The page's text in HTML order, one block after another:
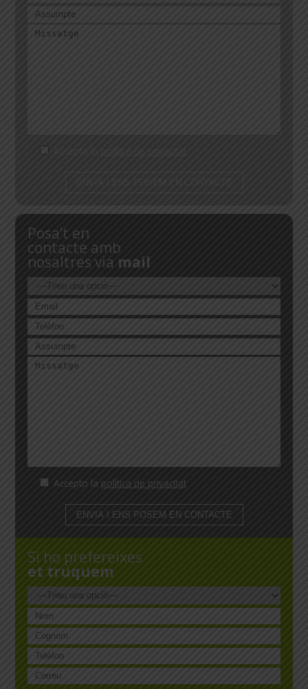
Posa’t en
contacte amb
nosaltres via mail
Accepto la política de privacitat
Si ho prefereixes
et truquem